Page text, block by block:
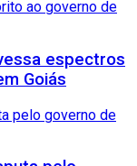
espectros
Goiás